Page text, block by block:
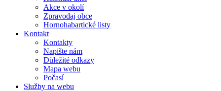
Akce v okolí
Zpravodaj obce
Hornohabartické listy
Kontakt
Kontakty
Napište nám
Důležité odkazy
Mapa webu
Počasí
Služby na webu